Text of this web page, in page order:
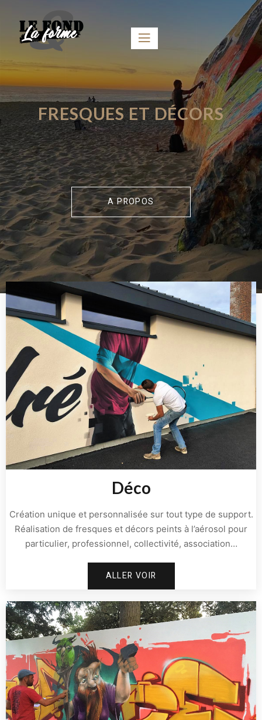
FRESQUES ET DÉCORS
A PROPOS
Déco
Création unique et personnalisée sur tout type de support.
Réalisation de fresques et décors peints à l’aérosol pour
particulier, professionnel, collectivité, association…
ALLER VOIR